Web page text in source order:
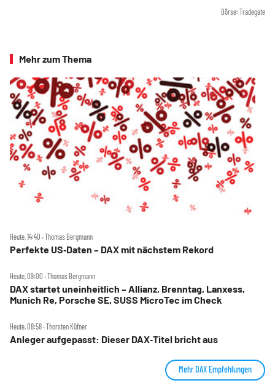
Börse: Tradegate
Mehr zum Thema
Heute, 14:40 ‧ Thomas Bergmann
Perfekte US‑Daten – DAX mit nächstem Rekord
Heute, 09:00 ‧ Thomas Bergmann
DAX startet uneinheitlich – Allianz, Brenntag, Lanxess,
Munich Re, Porsche SE, SUSS MicroTec im Check
Heute, 08:58 ‧ Thorsten Küfner
Anleger aufgepasst: Dieser DAX‑Titel bricht aus
Mehr DAX Empfehlungen